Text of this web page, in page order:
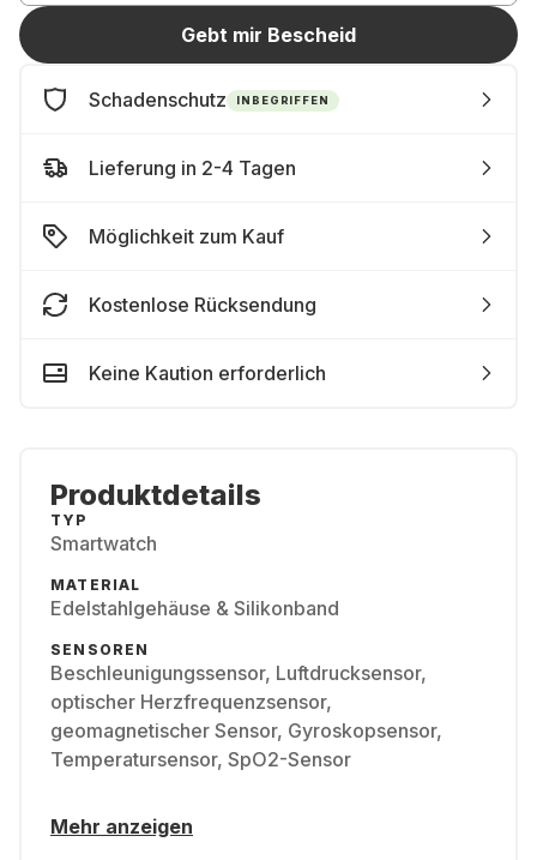
Gebt mir Bescheid
Schadenschutz INBEGRIFFEN
Lieferung in 2-4 Tagen
Möglichkeit zum Kauf
Kostenlose Rücksendung
Keine Kaution erforderlich
Produktdetails
TYP
Smartwatch
MATERIAL
Edelstahlgehäuse & Silikonband
SENSOREN
Beschleunigungssensor, Luftdrucksensor,
optischer Herzfrequenzsensor,
geomagnetischer Sensor, Gyroskopsensor,
Temperatursensor, SpO2-Sensor
Mehr anzeigen